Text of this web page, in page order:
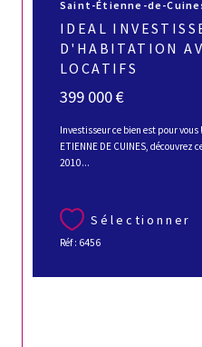
Saint-Étienne-de-
IDEAL
D'HABITATION
LOCATIFS
399 000 €
Investisseur ce bien est pour vous
ETIENNE DE CUINES, découvrez
2010...
Sélectionner
Réf : 6456